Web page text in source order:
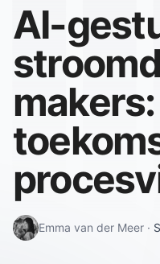
AI-
Emma van der Meer ·